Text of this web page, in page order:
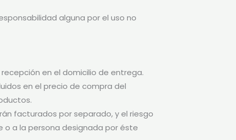
alguna por el uso no
en el domicilio de entrega.
en el precio de compra del
facturados por separado, y el riesgo
a la persona designada por éste